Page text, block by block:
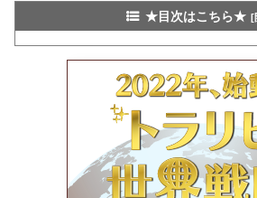
★目次はこちら★